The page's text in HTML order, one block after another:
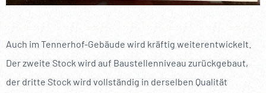
Auch im Tennerhof-Gebäude wird kräftig weiterentwickelt.
Der zweite Stock wird auf Baustellenniveau zurückgebaut,
der dritte Stock wird vollständig in derselben Qualität